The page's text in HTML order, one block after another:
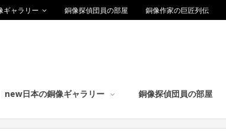
ギャラリー 銅像探偵団員の部屋 銅像作家の巨匠列伝
new日本の銅像ギャラリー 銅像探偵団員の部屋